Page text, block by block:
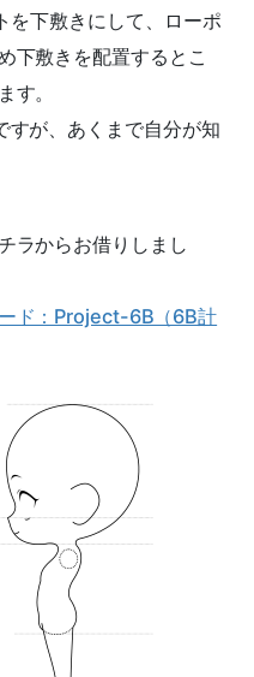
を下敷きにして、ローポ
下敷きを配置するとこ
す。
すが、あくまで自分が知
ラからお借りしまし
ド：Project-6B（6B計